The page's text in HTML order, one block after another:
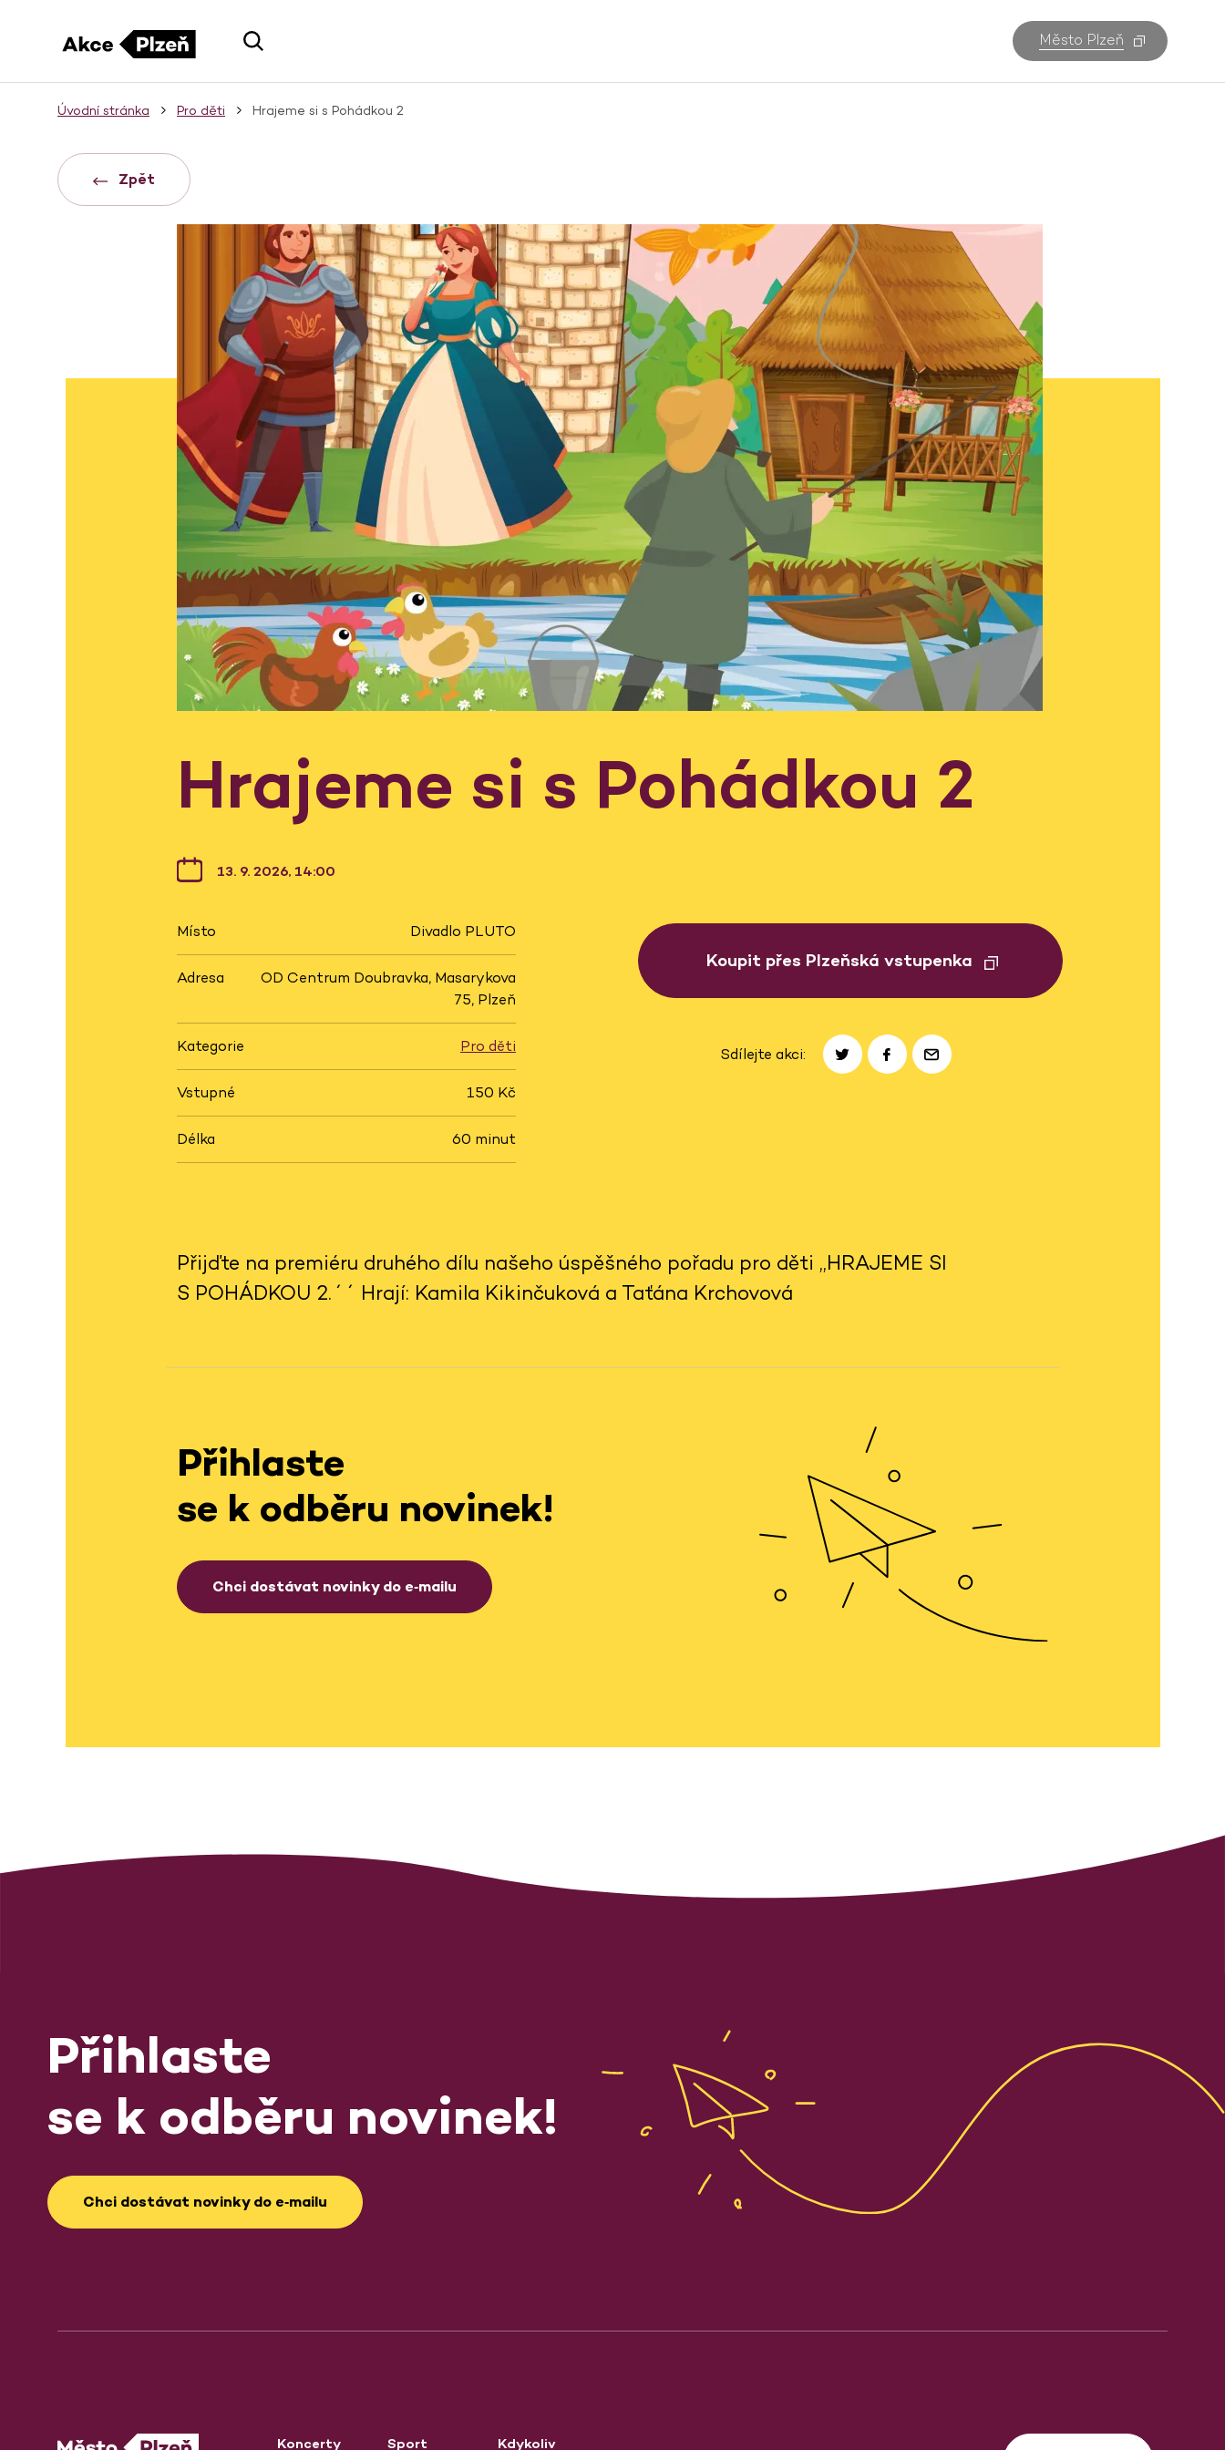
Město Plzeň
Úvodní stránka Pro děti Hrajeme si s Pohádkou 2
Zpět
Hrajeme si s Pohádkou 2
13. 9. 2026, 14:00
Místo Divadlo PLUTO
Adresa
OD Centrum Doubravka, Masarykova
75, Plzeň
Kategorie Pro děti
Vstupné 150 Kč
Délka 60 minut
Koupit přes Plzeňská vstupenka
Sdílejte akci:
Přijďte na premiéru druhého dílu našeho úspěšného pořadu pro děti ,,HRAJEME SI
S POHÁDKOU 2.´´ Hrají: Kamila Kikinčuková a Taťána Krchovová
Přihlaste
se k odběru novinek!
Chci dostávat novinky do e‑mailu
Přihlaste
se k odběru novinek!
Chci dostávat novinky do e‑mailu
Koncerty Sport Kdykoliv